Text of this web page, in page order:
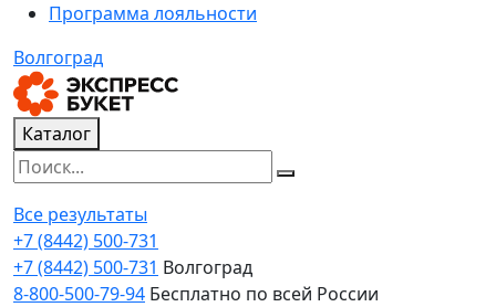
Программа лояльности
Волгоград
Каталог
Все результаты
+7 (8442) 500-731
+7 (8442) 500-731 Волгоград
8-800-500-79-94 Бесплатно по всей России